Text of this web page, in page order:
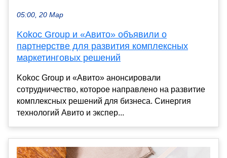
05:00, 20 Мар
Kokoc Group и «Авито» объявили о
партнерстве для развития комплексных
маркетинговых решений
Kokoc Group и «Авито» анонсировали
сотрудничество, которое направлено на развитие
комплексных решений для бизнеса. Синергия
технологий Авито и экспер...